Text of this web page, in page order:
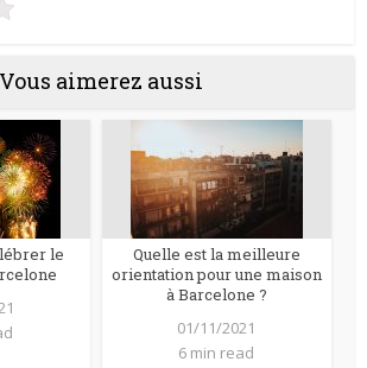
Vous aimerez aussi
le
Quelle est la meilleure
orientation pour une maison
à Barcelone ?
01/11/2021
6 min read